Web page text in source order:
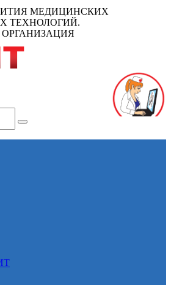
МЕДИЦИНСКИХ
ТЕХНОЛОГИЙ.